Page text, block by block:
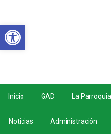
Inicio GAD La Parroquia
Noticias Administración
Abrir barra de herramientas